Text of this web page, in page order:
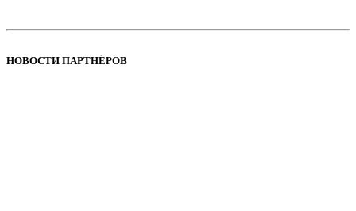
НОВОСТИ ПАРТНЁРОВ